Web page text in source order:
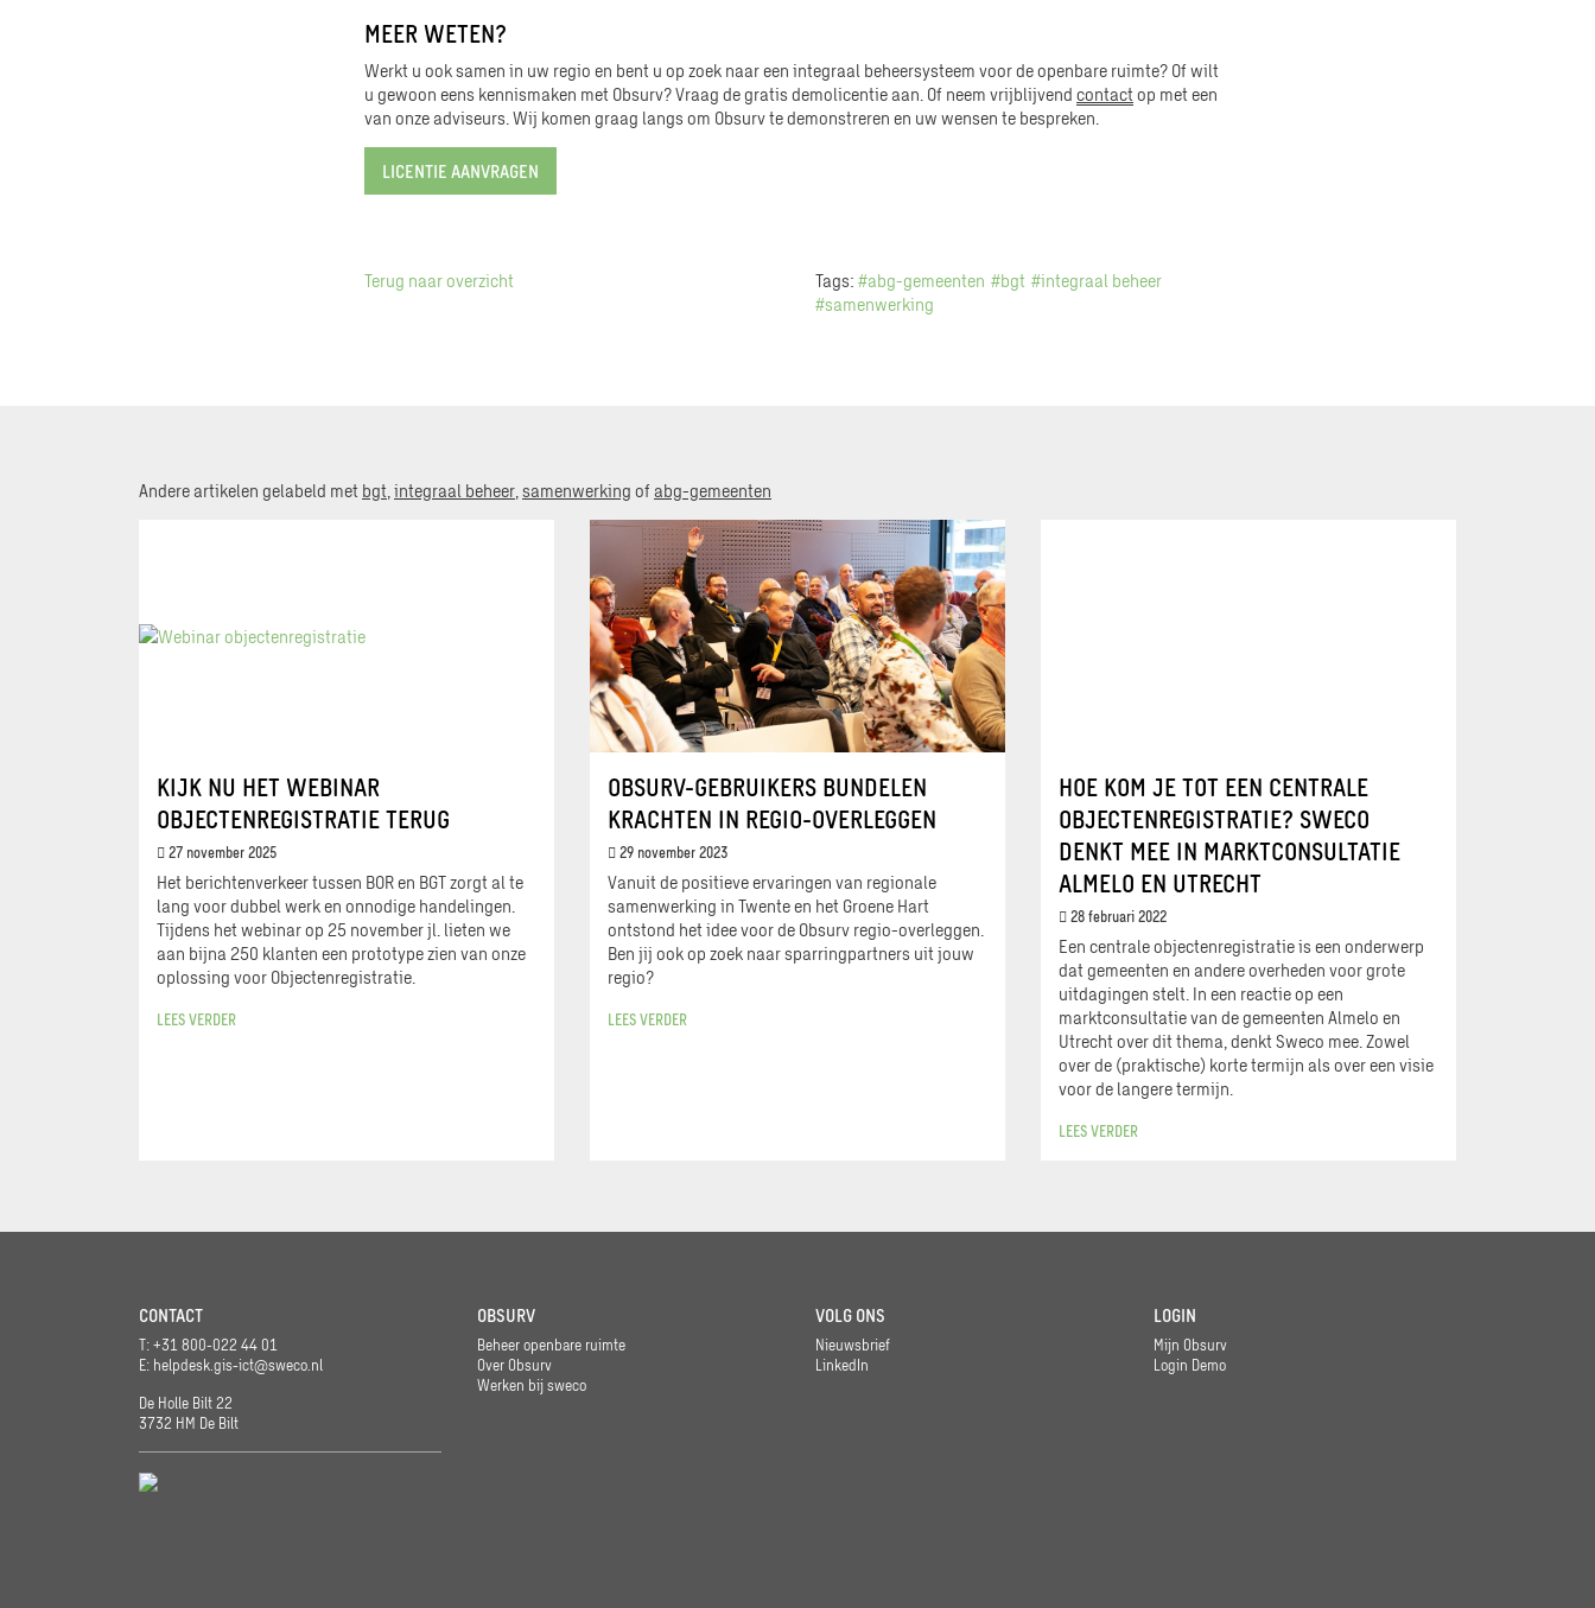
MEER WETEN?
Werkt u ook samen in uw regio en bent u op zoek naar een integraal beheersysteem voor de openbare ruimte? Of wilt
u gewoon eens kennismaken met Obsurv? Vraag de gratis demolicentie aan. Of neem vrijblijvend contact op met een
van onze adviseurs. Wij komen graag langs om Obsurv te demonstreren en uw wensen te bespreken.
LICENTIE AANVRAGEN
Terug naar overzicht Tags: #abg-gemeenten #bgt #integraal beheer
#samenwerking
Andere artikelen gelabeld met bgt integraal beheer samenwerking of abg-gemeenten
KIJK NU HET WEBINAR
OBJECTENREGISTRATIE TERUG
27 november 2025
Het berichtenverkeer tussen BOR en BGT zorgt al te
lang voor dubbel werk en onnodige handelingen.
Tijdens het webinar op 25 november jl. lieten we
aan bijna 250 klanten een prototype zien van onze
oplossing voor Objectenregistratie.
LEES VERDER
OBSURV-GEBRUIKERS BUNDELEN
KRACHTEN IN REGIO-OVERLEGGEN
29 november 2023
Vanuit de positieve ervaringen van regionale
samenwerking in Twente en het Groene Hart
ontstond het idee voor de Obsurv regio-overleggen.
Ben jij ook op zoek naar sparringpartners uit jouw
regio?
LEES VERDER
HOE KOM JE TOT EEN CENTRALE
OBJECTENREGISTRATIE? SWECO
DENKT MEE IN MARKTCONSULTATIE
ALMELO EN UTRECHT
28 februari 2022
Een centrale objectenregistratie is een onderwerp
dat gemeenten en andere overheden voor grote
uitdagingen stelt. In een reactie op een
marktconsultatie van de gemeenten Almelo en
Utrecht over dit thema, denkt Sweco mee. Zowel
over de (praktische) korte termijn als over een visie
voor de langere termijn.
LEES VERDER
CONTACT
T: +31 800-022 44 01
E: helpdesk.gis-ict@sweco.nl
De Holle Bilt 22
3732 HM De Bilt
OBSURV
Beheer openbare ruimte
Over Obsurv
Werken bij sweco
VOLG ONS
Nieuwsbrief
LinkedIn
LOGIN
Mijn Obsurv
Login Demo